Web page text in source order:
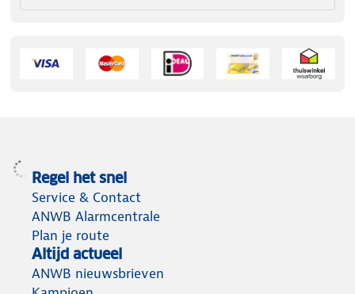
Regel het snel
Service & Contact
ANWB Alarmcentrale
Plan je route
Altijd actueel
ANWB nieuwsbrieven